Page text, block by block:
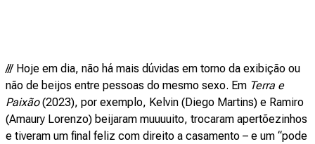
/// Hoje em dia, não há mais dúvidas em torno da exibição ou
não de beijos entre pessoas do mesmo sexo. Em Terra e
Paixão(2023), por exemplo, Kelvin (Diego Martins) e Ramiro
(Amaury Lorenzo) beijaram muuuuito, trocaram apertõezinhos
e tiveram um final feliz com direito a casamento – e um “pode